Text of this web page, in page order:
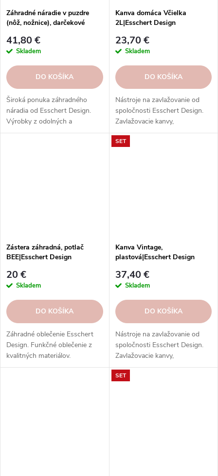
Záhradné náradie v puzdre
(nôž, nožnice), darčekové
41,80 €
Skladem
DO KOŠÍKA
Široká ponuka záhradného
náradia od Esschert Design.
Výrobky z odolných a
ekologických materiálov. Kvalita,
Kanva domáca Včielka
2L|Esschert Design
23,70 €
Skladem
DO KOŠÍKA
Nástroje na zavlažovanie od
spoločnosti Esschert Design.
Zavlažovacie kanvy,
postrekovače, striekačky,
hadice, postrekovače a ďalšie
Zástera záhradná, potlač
BEE|Esschert Design
20 €
Skladem
DO KOŠÍKA
Záhradné oblečenie Esschert
Design. Funkčné oblečenie z
kvalitných materiálov.
Objednajte si v našom e-shope
SET
Kanva Vintage,
plastová|Esschert Design
37,40 €
Skladem
DO KOŠÍKA
Nástroje na zavlažovanie od
spoločnosti Esschert Design.
Zavlažovacie kanvy,
postrekovače, striekačky,
hadice, postrekovače a ďalšie
SET